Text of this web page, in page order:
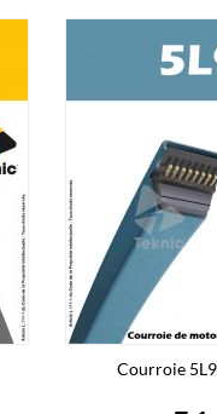
Courroie